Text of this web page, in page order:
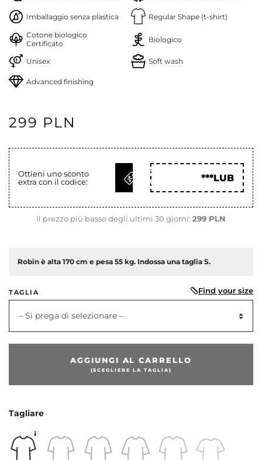
Imballaggio senza plastica Regular Shape (t-shirt)
Cotone biologico
Certificato
Biologico
Unisex Soft wash
Advanced finishing
299 PLN
Ottieni uno sconto
extra con il codice:
OTTIENI
COD
***LUB
Il prezzo più basso degli ultimi 30 giorni: 299 PLN
Robin è alta 170 cm e pesa 55 kg. Indossa una taglia S.
TAGLIA Find your size
– Si prega di selezionare –
AGGIUNGI AL CARRELLO
(SCEGLIERE LA TAGLIA)
Tagliare